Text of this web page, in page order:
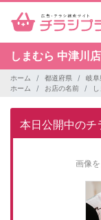
しまむら 中津川店
ホーム 都道府県 岐阜
ホーム
お店の名前
本日公開中のチ
画像